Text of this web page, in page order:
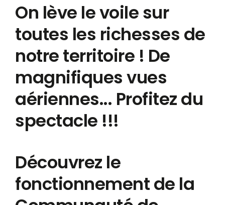
On lève le voile sur
toutes les richesses de
notre territoire ! De
magnifiques vues
aériennes... Profitez du
spectacle !!!
Découvrez le
fonctionnement de la